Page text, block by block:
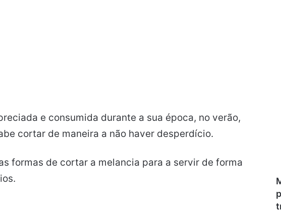
e consumida durante a sua época, no verão,
cortar de maneira a não haver desperdício.
formas de cortar a melancia para a servir de forma